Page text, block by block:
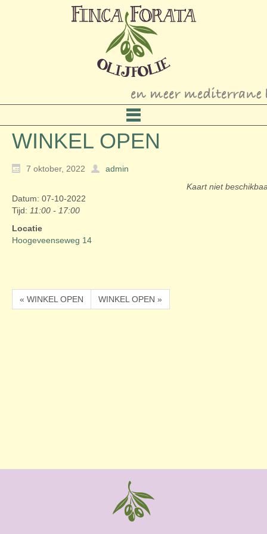
WINKEL OPEN
7 oktober, 2022
admin
Kaart niet
Datum: 07-10-2022
Tijd: 11:00 - 17:00
Locatie
Hoogeveenseweg 14
« WINKEL OPEN WINKEL OPEN »